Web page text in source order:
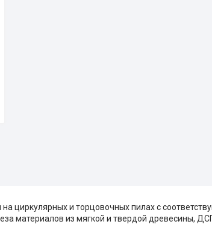
на циркулярных и торцовочных пилах с
материалов из мягкой и твердой древесины,